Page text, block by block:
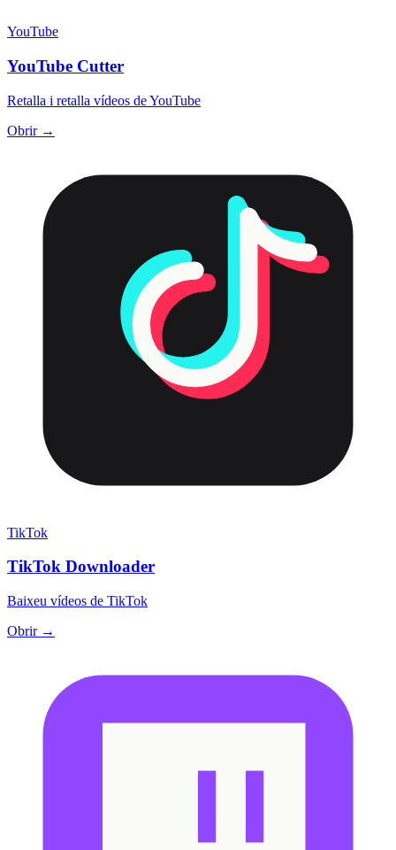
YouTube
YouTube Cutter
Retalla i retalla vídeos de YouTube
Obrir →
TikTok
TikTok Downloader
Baixeu vídeos de TikTok
Obrir →